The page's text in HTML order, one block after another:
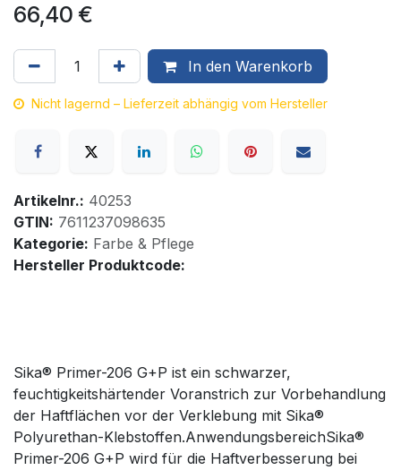
66,40 €
In den Warenkorb
Nicht lagernd – Lieferzeit abhängig vom Hersteller
Artikelnr.: 40253
GTIN: 7611237098635
Kategorie: Farbe & Pflege
Hersteller Produktcode:
Sika® Primer-206 G+P ist ein schwarzer,
feuchtigkeitshärtender Voranstrich zur Vorbehandlung
der Haftflächen vor der Verklebung mit Sika®
Polyurethan-Klebstoffen.AnwendungsbereichSika®
Primer-206 G+P wird für die Haftverbesserung bei